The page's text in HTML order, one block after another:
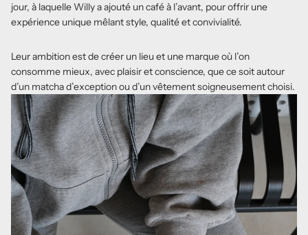
jour, à laquelle Willy a ajouté un café à l’avant, pour offrir une
expérience unique mêlant style, qualité et convivialité.
Leur ambition est de créer un lieu et une marque où l’on
consomme mieux, avec plaisir et conscience, que ce soit autour
d’un matcha d’exception ou d’un vêtement soigneusement choisi.